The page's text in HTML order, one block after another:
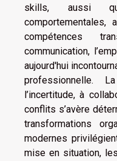
skills, aussi
compétences
communication,
aujourd'hui
professionnelle.
l’incertitude, à
conflits s’avère
transformations
modernes
mise en situation,